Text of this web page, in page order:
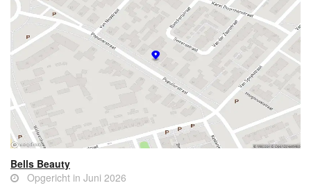
Bells Beauty
Opgericht in Juni 2026